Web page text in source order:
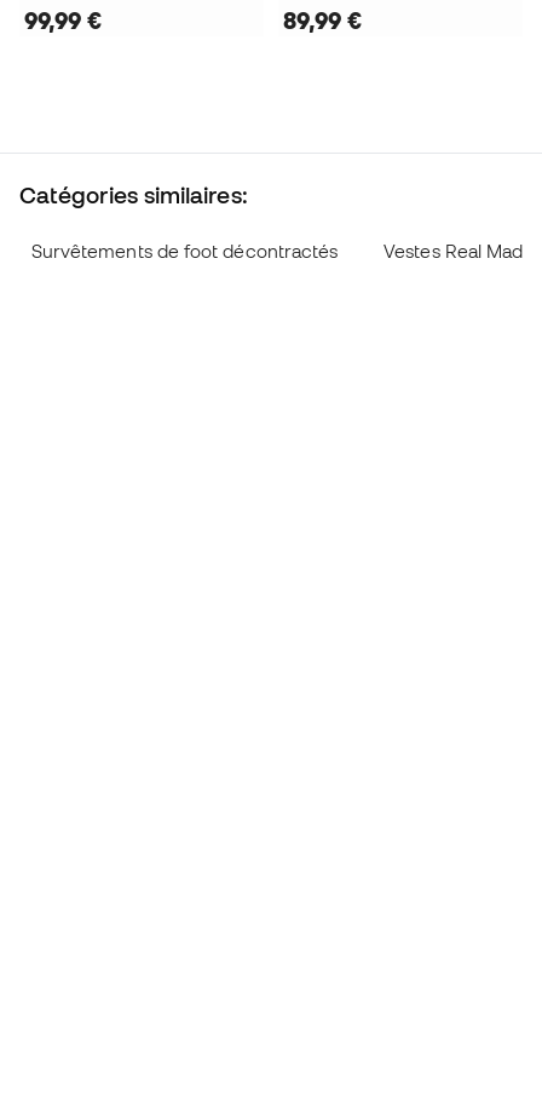
99,99 € 89,99 €
Catégories similaires:
Survêtements de foot décontractés Vestes Real